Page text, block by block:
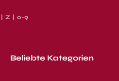
Z 0-9
Beliebte Kategorien